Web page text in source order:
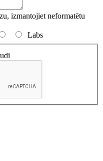
izmantojiet neformatētu
Labs